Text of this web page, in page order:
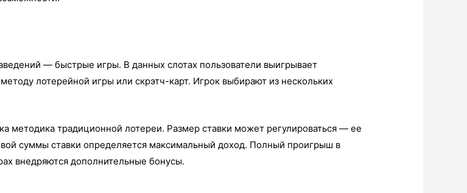
— быстрые игры. В данных слотах пользователи выигрывает
лотерейной игры или скрэтч-карт. Игрок выбирают из нескольких
методика традиционной лотереи. Размер ставки может регулироваться — ее
суммы ставки определяется максимальный доход. Полный проигрыш в
внедряются дополнительные бонусы.